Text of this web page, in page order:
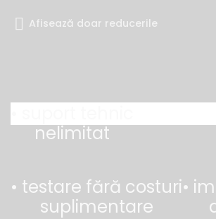
Afisează doar reducerile
nelimitat
• testare fără costuri
suplimentare
•